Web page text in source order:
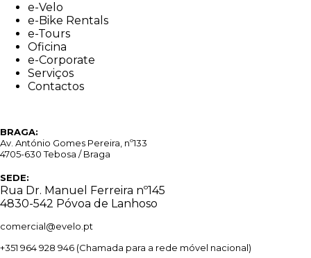
e-Velo
e-Bike Rentals
e-Tours
Oficina
e-Corporate
Serviços
Contactos
BRAGA:
Av. António Gomes Pereira, nº133
4705-630 Tebosa / Braga
SEDE:
Rua Dr. Manuel Ferreira nº145
4830-542 Póvoa de Lanhoso
comercial@evelo.pt
+351 964 928 946 (Chamada para a rede móvel nacional)